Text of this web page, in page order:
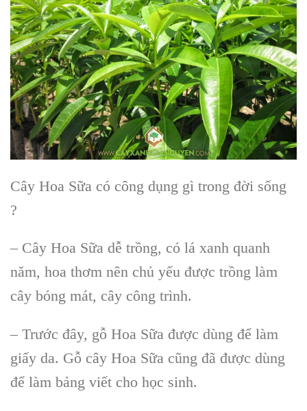
Cây Hoa Sữa có công dụng gì trong đời sống
?
– Cây Hoa Sữa dễ trồng, có lá xanh quanh
năm, hoa thơm nên chủ yếu được trồng làm
cây bóng mát, cây công trình.
– Trước đây, gỗ Hoa Sữa được dùng để làm
giấy da. Gỗ cây Hoa Sữa cũng đã được dùng
để làm bảng viết cho học sinh.